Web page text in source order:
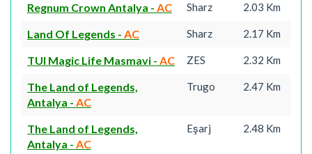
Regnum Crown Antalya - AC Sharz 2.03 Km
Land Of Legends - AC Sharz 2.17 Km
TUI Magic Life Masmavi - AC ZES 2.32 Km
The Land of Legends,
Antalya - AC
Trugo 2.47 Km
The Land of Legends,
Antalya - AC
Eşarj 2.48 Km